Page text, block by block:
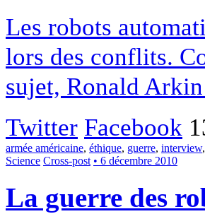
Les robots
lors des conflits.
sujet, Ronald
Twitter Facebook
armée américaine, éthique, guerre, interview,
Science Cross-post • 6 décembre 2010
La guerre des